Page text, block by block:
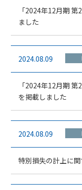
「2024年12月期
ました
2024.08.09
「2024年12月期
を掲載しました
2024.08.09
特別損失の計上に